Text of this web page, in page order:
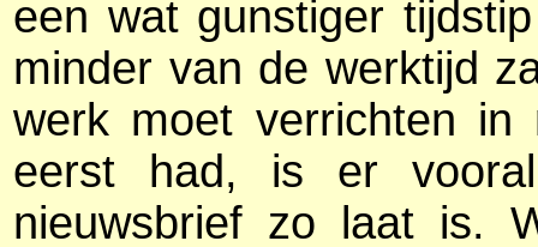
een wat gunstiger
minder van de werktijd
werk moet verrichten
eerst had, is er
nieuwsbrief zo laat is.